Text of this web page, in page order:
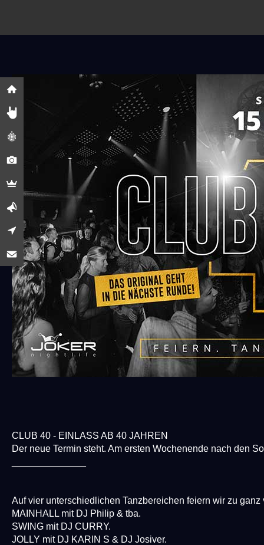
CLUB 40 - EINLASS AB 40 JAHREN
Der neue Termin steht. Am ersten Wochenende nach den
Auf vier unterschiedlichen Tanzbereichen feiern wir zu
MAINHALL mit DJ Philip & tba.
SWING mit DJ CURRY.
JOLLY mit DJ KARIN S & DJ Josiver.